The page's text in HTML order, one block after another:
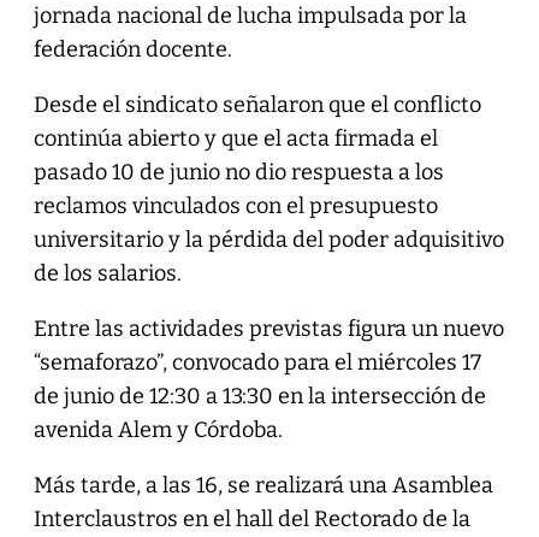
jornada nacional de lucha impulsada por la
federación docente.
Desde el sindicato señalaron que el conflicto
continúa abierto y que el acta firmada el
pasado 10 de junio no dio respuesta a los
reclamos vinculados con el presupuesto
universitario y la pérdida del poder adquisitivo
de los salarios.
Entre las actividades previstas figura un nuevo
“semaforazo”, convocado para el miércoles 17
de junio de 12:30 a 13:30 en la intersección de
avenida Alem y Córdoba.
Más tarde, a las 16, se realizará una Asamblea
Interclaustros en el hall del Rectorado de la